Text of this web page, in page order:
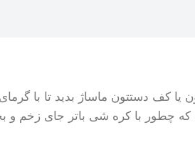
یا کف دستتون ماساژ بدید تا با
چطور با کره شی باتر جای زخم و